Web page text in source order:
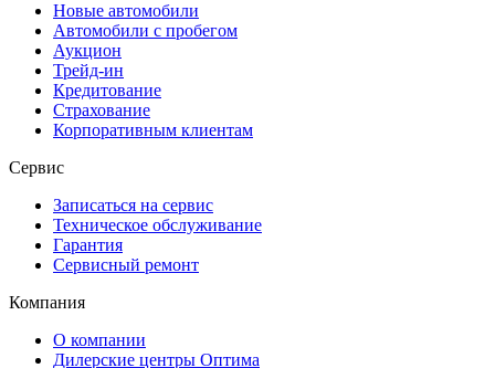
Новые автомобили
Автомобили с пробегом
Аукцион
Трейд-ин
Кредитование
Страхование
Корпоративным клиентам
Сервис
Записаться на сервис
Техническое обслуживание
Гарантия
Сервисный ремонт
Компания
О компании
Дилерские центры Оптима